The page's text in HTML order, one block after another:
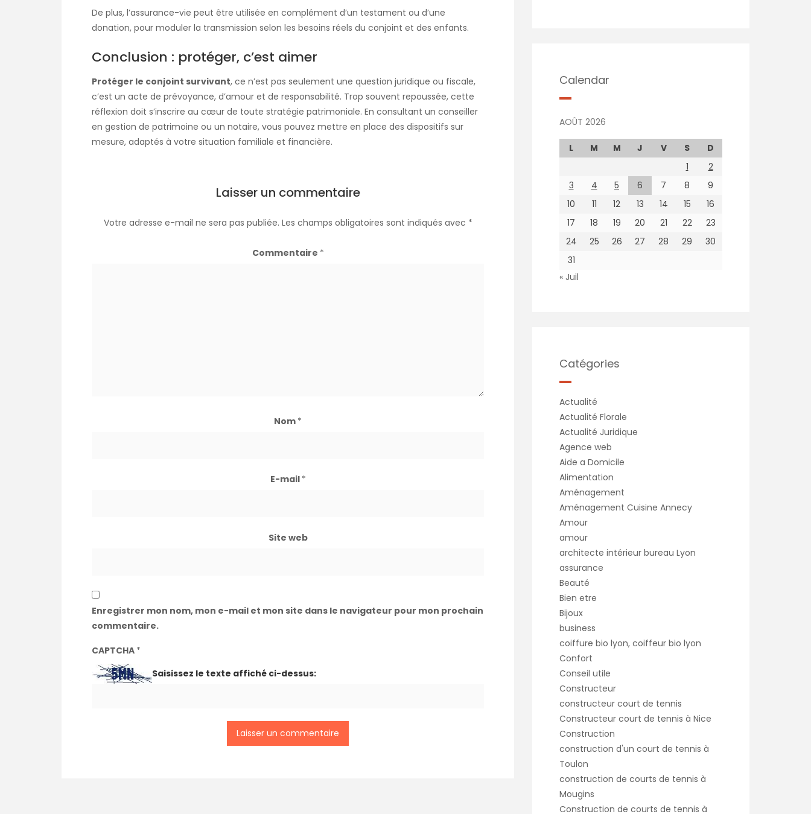
De plus, l’assurance-vie peut être utilisée en complément d’un testament ou d’une
donation, pour moduler la transmission selon les besoins réels du conjoint et des enfants.
Conclusion : protéger, c’est aimer
Protéger le conjoint survivant, ce n’est pas seulement une question juridique ou fiscale,
c’est un acte de prévoyance, d’amour et de responsabilité. Trop souvent repoussée, cette
réflexion doit s’inscrire au cœur de toute stratégie patrimoniale. En consultant un conseiller
en gestion de patrimoine ou un notaire, vous pouvez mettre en place des dispositifs sur
mesure, adaptés à votre situation familiale et financière.
Laisser un commentaire
Votre adresse e-mail ne sera pas publiée. Les champs obligatoires sont indiqués avec *
Commentaire *
Nom *
E-mail *
Site web
Enregistrer mon nom, mon e-mail et mon site dans le navigateur pour mon prochain
commentaire.
CAPTCHA *
Saisissez le texte affiché ci-dessus:
Calendar
AOÛT 2026
L M M J V S
D
1
2
3
4 5 6 7 8
9
10
11 12 13 14 15
16
17
18 19 20 21 22
23
24
25 26 27 28 29
30
31
« Juil
Catégories
Actualité
Actualité Florale
Actualité Juridique
Agence web
Aide a Domicile
Alimentation
Aménagement
Aménagement Cuisine Annecy
Amour
amour
architecte intérieur bureau Lyon
assurance
Beauté
Bien etre
Bijoux
business
coiffure bio lyon, coiffeur bio lyon
Confort
Conseil utile
Constructeur
constructeur court de tennis
Constructeur court de tennis à Nice
Construction
construction d'un court de tennis à
Toulon
construction de courts de tennis à
Mougins
Construction de courts de tennis à